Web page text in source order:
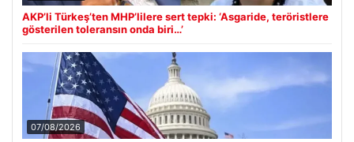
AKP’li Türkeş’ten MHP’lilere sert tepki: ‘Asgaride, teröristlere
gösterilen toleransın onda biri…’
07/08/2026